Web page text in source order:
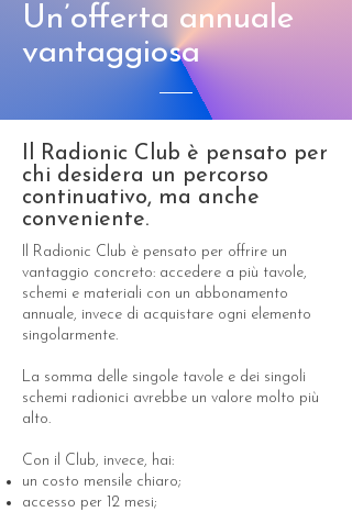
Un’offerta annuale
vantaggiosa
Il Radionic Club è pensato per
chi desidera un percorso
continuativo, ma anche
conveniente.
Il Radionic Club è pensato per offrire un
vantaggio concreto: accedere a più tavole,
schemi e materiali con un abbonamento
annuale, invece di acquistare ogni elemento
singolarmente.
La somma delle singole tavole e dei singoli
schemi radionici avrebbe un valore molto più
alto.
Con il Club, invece, hai:
un costo mensile chiaro;
accesso per 12 mesi;